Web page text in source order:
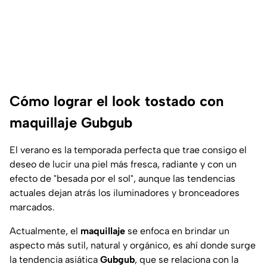
Cómo lograr el look tostado con
maquillaje Gubgub
El verano es la temporada perfecta que trae consigo el
deseo de lucir una piel más fresca, radiante y con un
efecto de "besada por el sol", aunque las tendencias
actuales dejan atrás los iluminadores y bronceadores
marcados.
Actualmente, el maquillaje se enfoca en brindar un
aspecto más sutil, natural y orgánico, es ahí donde surge
la tendencia asiática Gubgub, que se relaciona con la